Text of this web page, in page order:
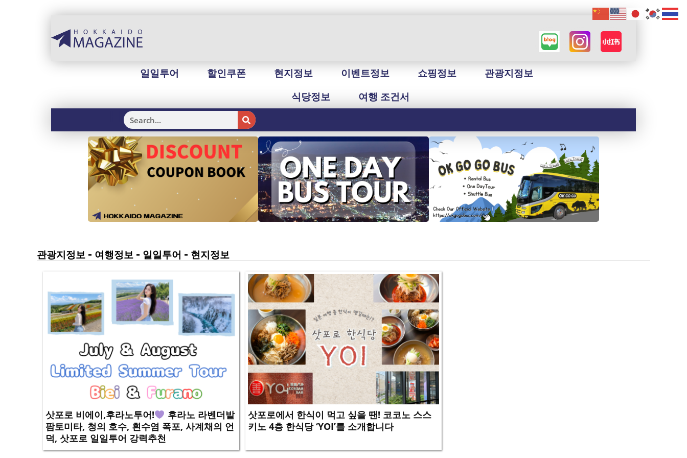
일일투어 할인쿠폰 현지정보 이벤트정보 쇼핑정보
관광지정보
식당정보
여행 조건서
관광지정보 - 여행정보 - 일일투어 - 현지정보
삿포로 비에이,후라노투어!
후라노 라벤더밭
팜토미타, 청의 호수, 흰수염 폭포, 사계채의 언
덕, 삿포로 일일투어 강력추천
삿포로에서 한식이 먹고 싶을 땐! 코코노 스스
키노 4층 한식당 ‘YOI’를 소개합니다